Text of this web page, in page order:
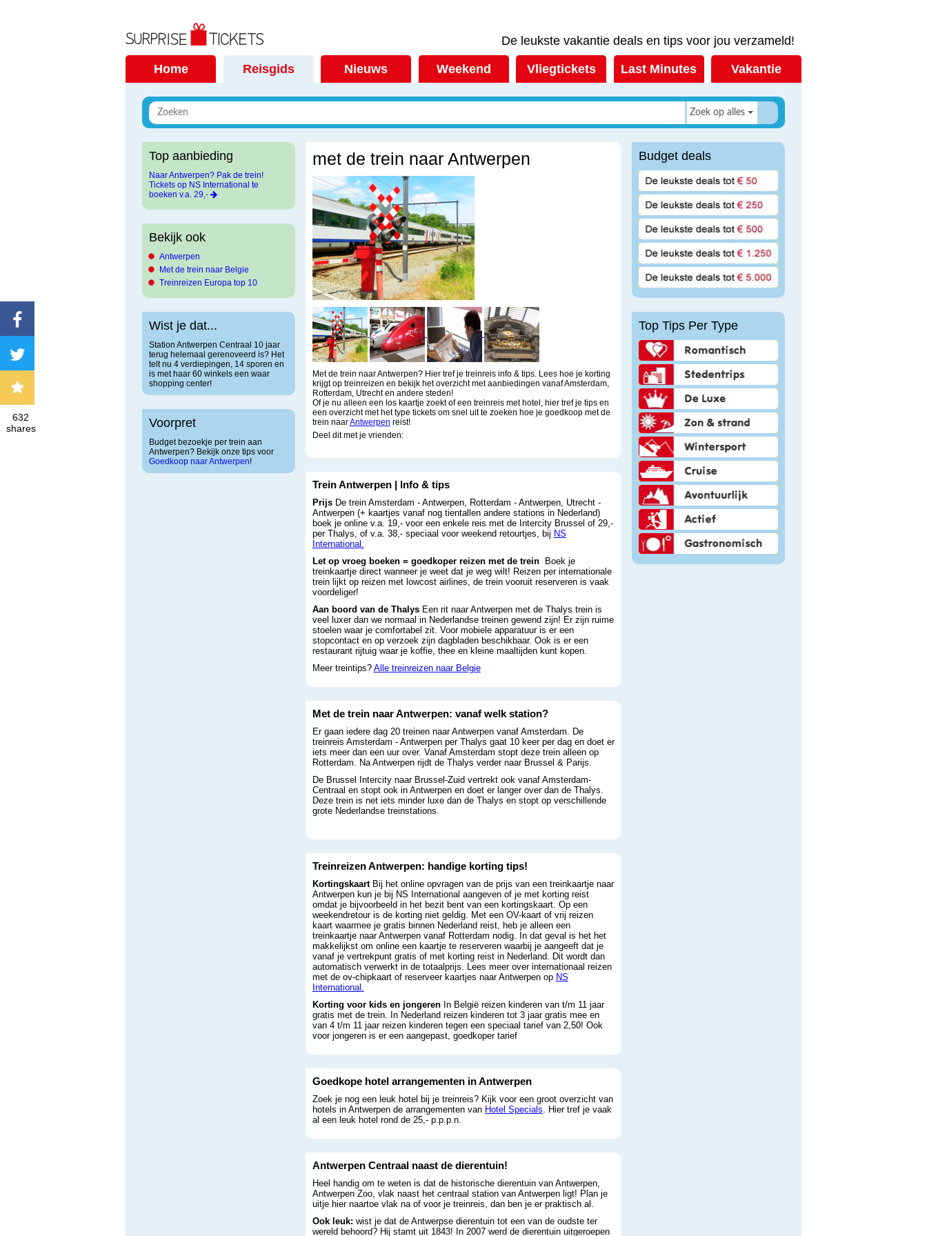
De leukste vakantie deals en tips voor jou verzameld!
Home Reisgids Nieuws Weekend Vliegtickets Last Minutes Vakantie
Zoek op alles
Top aanbieding
Naar Antwerpen? Pak de trein!
Tickets op NS International te
boeken v.a. 29,-
Bekijk ook
Antwerpen
Met de trein naar Belgie
Treinreizen Europa top 10
Wist je dat...
Station Antwerpen Centraal 10 jaar
terug helemaal gerenoveerd is? Het
telt nu 4 verdiepingen, 14 sporen en
is met haar 60 winkels een waar
shopping center!
Voorpret
Budget bezoekje per trein aan
Antwerpen? Bekijk onze tips voor
Goedkoop naar Antwerpen!
met de trein naar Antwerpen
Met de trein naar Antwerpen? Hier tref je treinreis info & tips. Lees hoe je korting
krijgt op treinreizen en bekijk het overzicht met aanbiedingen vanaf Amsterdam,
Rotterdam, Utrecht en andere steden!
Of je nu alleen een los kaartje zoekt of een treinreis met hotel, hier tref je tips en
een overzicht met het type tickets om snel uit te zoeken hoe je goedkoop met de
trein naarAntwerpen reist!
Deel dit met je vrienden:
Trein Antwerpen | Info & tips
PrijsDe trein Amsterdam - Antwerpen, Rotterdam - Antwerpen, Utrecht -
Antwerpen (+ kaartjes vanaf nog tientallen andere stations in Nederland)
boek je online v.a. 19,- voor een enkele reis met de Intercity Brussel of 29,-
per Thalys, of v.a. 38,- speciaal voor weekend retourtjes, bij NS
International.
Let op vroeg boeken = goedkoper reizen met de trein
Boek je
treinkaartje direct wanneer je weet dat je weg wilt! Reizen per internationale
trein lijkt op reizen met lowcost airlines, de trein vooruit reserveren is vaak
voordeliger!
Aan boord van de ThalysEen rit naar Antwerpen met de Thalys trein is
veel luxer dan we normaal in Nederlandse treinen gewend zijn! Er zijn ruime
stoelen waar je comfortabel zit. Voor mobiele apparatuur is er een
stopcontact en op verzoek zijn dagbladen beschikbaar. Ook is er een
restaurant rijtuig waar je koffie, thee en kleine maaltijden kunt kopen.
Meer treintips? Alle treinreizen naar Belgie
Met de trein naar Antwerpen: vanaf welk station?
Er gaan iedere dag 20 treinen naar Antwerpen vanaf Amsterdam. De
treinreis Amsterdam - Antwerpen per Thalys gaat 10 keer per dag en doet er
iets meer dan een uur over. Vanaf Amsterdam stopt deze trein alleen op
Rotterdam. Na Antwerpen rijdt de Thalys verder naar Brussel & Parijs.
De Brussel Intercity naar Brussel-Zuid vertrekt ook vanaf Amsterdam-
Centraal en stopt ook in Antwerpen en doet er langer over dan de Thalys.
Deze trein is net iets minder luxe dan de Thalys en stopt op verschillende
grote Nederlandse treinstations.
Treinreizen Antwerpen: handige korting tips!
KortingskaartBij het online opvragen van de prijs van een treinkaartje naar
Antwerpen kun je bij NS International aangeven of je met korting reist
omdat je bijvoorbeeld in het bezit bent van een kortingskaart. Op een
weekendretour is de korting niet geldig. Met een OV-kaart of vrij reizen
kaart waarmee je gratis binnen Nederland reist, heb je alleen een
treinkaartje naar Antwerpen vanaf Rotterdam nodig. In dat geval is het het
makkelijkst om online een kaartje te reserveren waarbij je aangeeft dat je
vanaf je vertrekpunt gratis of met korting reist in Nederland. Dit wordt dan
automatisch verwerkt in de totaalprijs. Lees meer over internationaal reizen
met de ov-chipkaart of reserveer kaartjes naar Antwerpen op NS
International.
Korting voor kids en jongerenIn België reizen kinderen van t/m 11 jaar
gratis met de trein. In Nederland reizen kinderen tot 3 jaar gratis mee en
van 4 t/m 11 jaar reizen kinderen tegen een speciaal tarief van 2,50! Ook
voor jongeren is er een aangepast, goedkoper tarief
Goedkope hotel arrangementen in Antwerpen
Zoek je nog een leuk hotel bij je treinreis? Kijk voor een groot overzicht van
hotels in Antwerpen de arrangementen van Hotel Specials. Hier tref je vaak
al een leuk hotel rond de 25,- p.p.p.n.
Antwerpen Centraal naast de dierentuin!
Heel handig om te weten is dat de historische dierentuin van Antwerpen,
Antwerpen Zoo, vlak naast het centraal station van Antwerpen ligt! Plan je
uitje hier naartoe vlak na of voor je treinreis, dan ben je er praktisch al.
Ook leuk: wist je dat de Antwerpse dierentuin tot een van de oudste ter
wereld behoord? Hij stamt uit 1843! In 2007 werd de dierentuin uitgeroepen
Budget deals
Top Tips Per Type
632
shares